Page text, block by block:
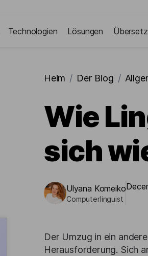
Technologien Lösungen
Heim / Der Blog /
Wie
sich
Ulyana Komeiko
Computerlinguist
Der Umzug in ein
Herausforderung. Sich